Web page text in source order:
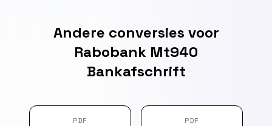
Andere conversies voor
Rabobank Mt940
Bankafschrift
PDF PDF